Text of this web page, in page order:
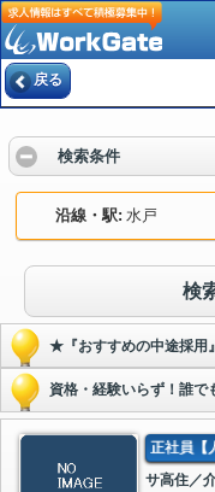
戻る
検索条件
沿線・駅 水戸
検
★『おすすめの中途採用
資格・経験いらず！誰
正社員【
サ高住／